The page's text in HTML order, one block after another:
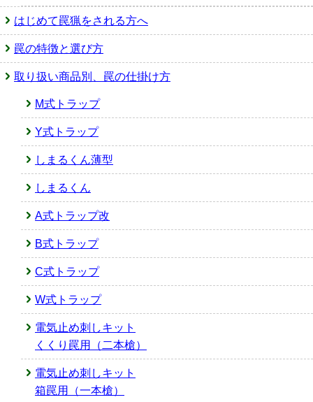
はじめて罠猟をされる方へ
罠の特徴と選び方
取り扱い商品別、罠の仕掛け方
M式トラップ
Y式トラップ
しまるくん薄型
しまるくん
A式トラップ改
B式トラップ
C式トラップ
W式トラップ
電気止め刺しキット
くくり罠用（二本槍）
電気止め刺しキット
箱罠用（一本槍）